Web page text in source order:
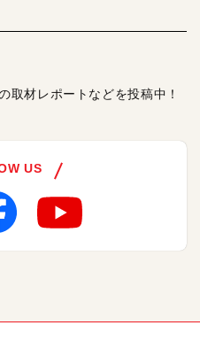
取材レポートなどを投稿中！
US